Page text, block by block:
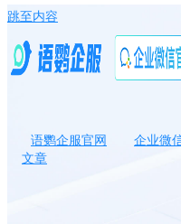
跳至内容
语鹦企服官网 企业微
文章